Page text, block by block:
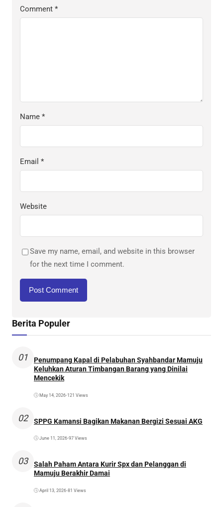
Comment *
Name *
Email *
Website
Save my name, email, and website in this browser
for the next time I comment.
Berita Populer
01
Penumpang Kapal di Pelabuhan Syahbandar Mamuju
Keluhkan Aturan Timbangan Barang yang Dinilai
Mencekik
May 14, 2026•121 Views
02 SPPG Kamansi Bagikan Makanan Bergizi Sesuai AKG
June 11, 2026•97 Views
03
Salah Paham Antara Kurir Spx dan Pelanggan di
Mamuju Berakhir Damai
April 13, 2026•81 Views